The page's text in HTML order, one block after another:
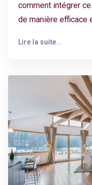
comment intégrer
de manière efficace
Lire la suite...